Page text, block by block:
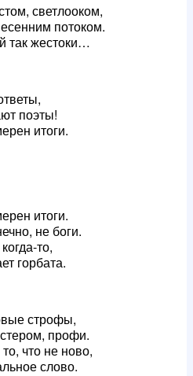
светлооком,
потоком.
так жестоки…
поэты!
итоги.
итоги.
не боги.
то,
горбата.
строфы,
профи.
что не ново,
слово.